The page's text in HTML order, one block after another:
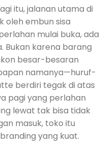
itu, jalanan utama di
oleh embun sisa
mulai buka, ada
Bukan karena barang
besar-besaran
namanya—huruf-
berdiri tegak di atas
pagi yang perlahan
lewat tak bisa tidak
masuk, toko itu
yang kuat.